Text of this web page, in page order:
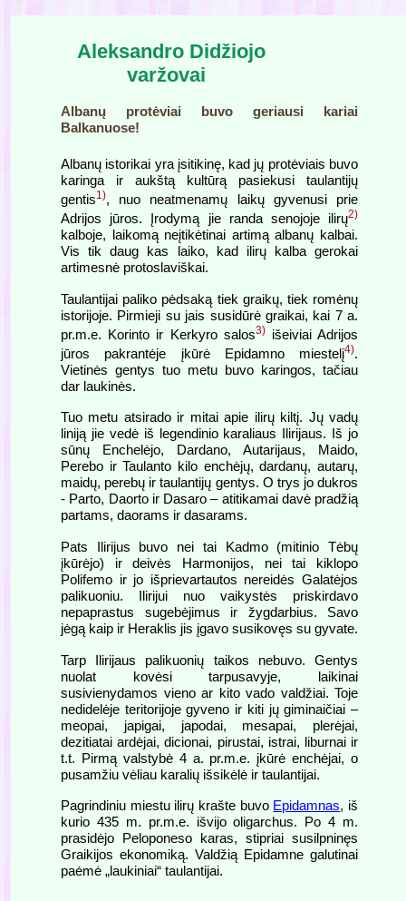
Aleksandro Didžiojo
varžovai
Albanų protėviai buvo geriausi kariai
Balkanuose!
Albanų istorikai yra įsitikinę, kad jų protėviais buvo
karinga ir aukštą kultūrą pasiekusi taulantijų
gentis1), nuo neatmenamų laikų gyvenusi prie
Adrijos jūros. Įrodymą jie randa senojoje ilirų2)
kalboje, laikomą neįtikėtinai artimą albanų kalbai.
Vis tik daug kas laiko, kad ilirų kalba gerokai
artimesnė protoslaviškai.
Taulantijai paliko pėdsaką tiek graikų, tiek romėnų
istorijoje. Pirmieji su jais susidūrė graikai, kai 7 a.
pr.m.e. Korinto ir Kerkyro salos3)išeiviai Adrijos
jūros pakrantėje įkūrė Epidamno miestelį4).
Vietinės gentys tuo metu buvo karingos, tačiau
dar laukinės.
Tuo metu atsirado ir mitai apie ilirų kiltį. Jų vadų
liniją jie vedė iš legendinio karaliaus Ilirijaus. Iš jo
sūnų Enchelėjo, Dardano, Autarijaus, Maido,
Perebo ir Taulanto kilo enchėjų, dardanų, autarų,
maidų, perebų ir taulantijų gentys. O trys jo dukros
- Parto, Daorto ir Dasaro – atitikamai davė pradžią
partams, daorams ir dasarams.
Pats Ilirijus buvo nei tai Kadmo (mitinio Tėbų
įkūrėjo) ir deivės Harmonijos, nei tai kiklopo
Polifemo ir jo išprievartautos nereidės Galatėjos
palikuoniu. Ilirijui nuo vaikystės priskirdavo
nepaprastus sugebėjimus ir žygdarbius. Savo
jėgą kaip ir Heraklis jis įgavo susikovęs su gyvate.
Tarp Ilirijaus palikuonių taikos nebuvo. Gentys
nuolat kovėsi tarpusavyje, laikinai
susivienydamos vieno ar kito vado valdžiai. Toje
nedidelėje teritorijoje gyveno ir kiti jų giminaičiai –
meopai, japigai, japodai, mesapai, plerėjai,
dezitiatai ardėjai, dicionai, pirustai, istrai, liburnai ir
t.t. Pirmą valstybė 4 a. pr.m.e. įkūrė enchėjai, o
pusamžiu vėliau karalių išsikėlė ir taulantijai.
Pagrindiniu miestu ilirų krašte buvo Epidamnas, iš
kurio 435 m. pr.m.e. išvijo oligarchus. Po 4 m.
prasidėjo Peloponeso karas, stipriai susilpninęs
Graikijos ekonomiką. Valdžią Epidamne galutinai
paėmė „laukiniai“ taulantijai.